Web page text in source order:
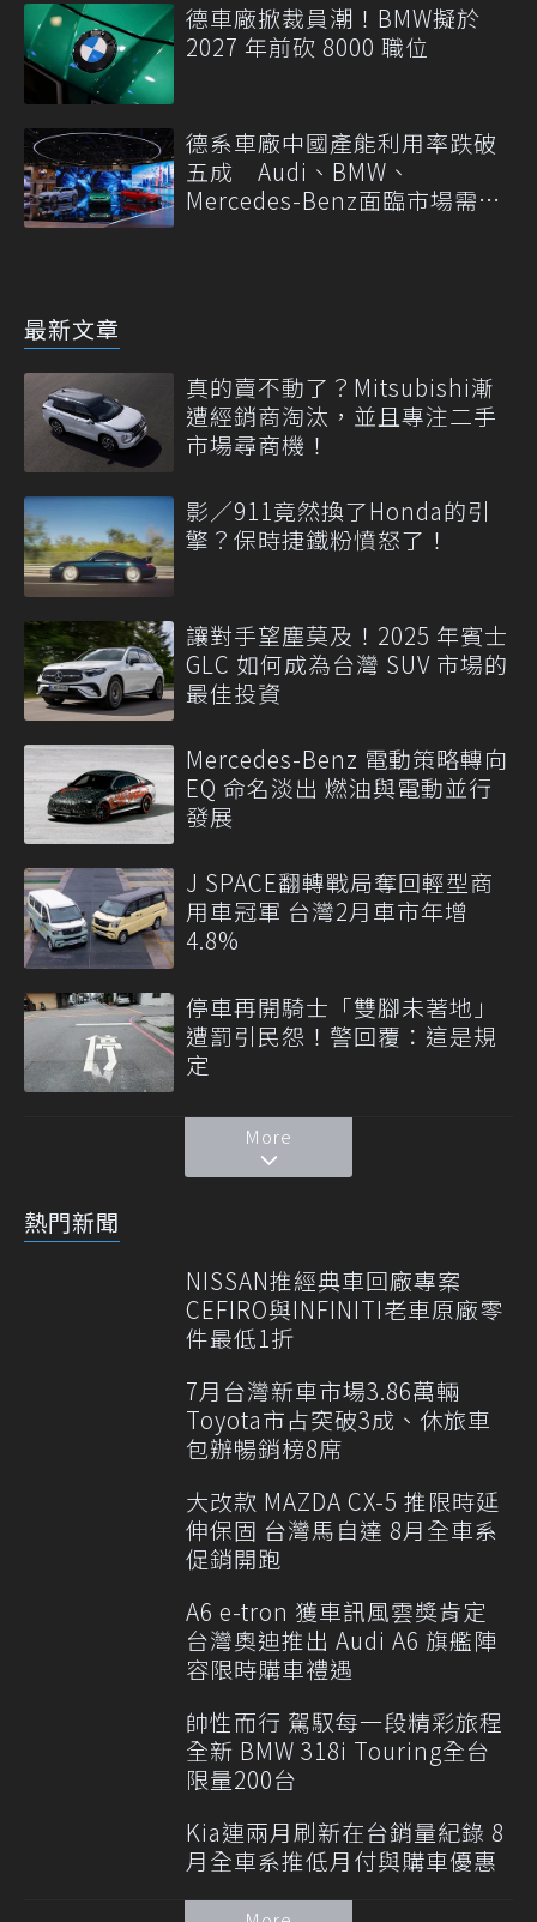
德車廠掀裁員潮！BMW擬於
2027 年前砍 8000 職位
德系車廠中國產能利用率跌破
五成 Audi、BMW、
Mercedes-Benz面臨市場需求
最新文章
真的賣不動了？Mitsubishi漸
遭經銷商淘汰，並且專注二手
市場尋商機！
影／911竟然換了Honda的引
擎？保時捷鐵粉憤怒了！
讓對手望塵莫及！2025 年賓士
GLC 如何成為台灣 SUV 市場的
最佳投資
Mercedes-Benz 電動策略轉向
EQ 命名淡出 燃油與電動並行
發展
J SPACE翻轉戰局奪回輕型商
用車冠軍 台灣2月車市年增
4.8%
停車再開騎士「雙腳未著地」
遭罰引民怨！警回覆：這是規
定
More
熱門新聞
NISSAN推經典車回廠專案
CEFIRO與INFINITI老車原廠零
件最低1折
7月台灣新車市場3.86萬輛
Toyota市占突破3成、休旅車
包辦暢銷榜8席
大改款 MAZDA CX-5 推限時延
伸保固 台灣馬自達 8月全車系
促銷開跑
A6 e-tron 獲車訊風雲獎肯定
台灣奧迪推出 Audi A6 旗艦陣
容限時購車禮遇
帥性而行 駕馭每一段精彩旅程
全新 BMW 318i Touring全台
限量200台
Kia連兩月刷新在台銷量紀錄 8
月全車系推低月付與購車優惠